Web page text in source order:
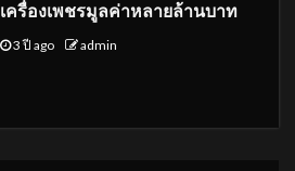
เครื่องเพชรมูลค่าหลายล้านบาท
3 ปี ago admin